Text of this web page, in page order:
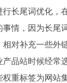
长尾词优化，
情，因为长尾
对补充一些外
品站时候经常
重标签为网站